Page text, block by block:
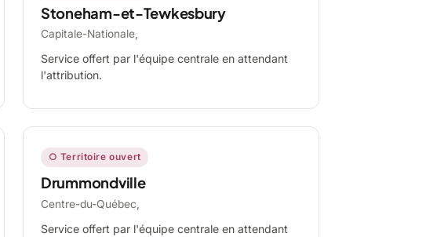
Stoneham-et-Tewkesbury
Capitale-Nationale,
Service offert par l'équipe centrale en attendant
l'attribution.
○ Territoire ouvert
Drummondville
Centre-du-Québec,
Service offert par l'équipe centrale en attendant